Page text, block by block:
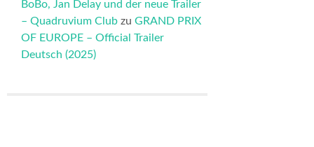
BoBo, Jan Delay und der neue Trailer
– Quadruvium Club zu GRAND PRIX
OF EUROPE – Official Trailer
Deutsch (2025)